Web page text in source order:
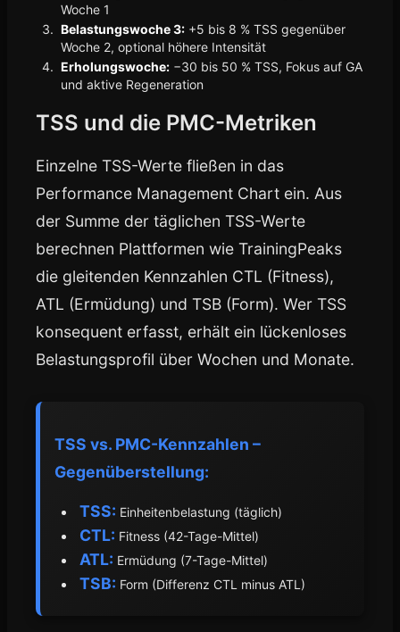
Woche 1
Belastungswoche 3: +5 bis 8 % TSS gegenüber
Woche 2, optional höhere Intensität
Erholungswoche: −30 bis 50 % TSS, Fokus auf GA
und aktive Regeneration
TSS und die PMC-Metriken
Einzelne TSS-Werte fließen in das
Performance Management Chart ein. Aus
der Summe der täglichen TSS-Werte
berechnen Plattformen wie TrainingPeaks
die gleitenden Kennzahlen CTL (Fitness),
ATL (Ermüdung) und TSB (Form). Wer TSS
konsequent erfasst, erhält ein lückenloses
Belastungsprofil über Wochen und Monate.
TSS vs. PMC-Kennzahlen –
Gegenüberstellung:
TSS: Einheitenbelastung (täglich)
CTL: Fitness (42-Tage-Mittel)
ATL: Ermüdung (7-Tage-Mittel)
TSB: Form (Differenz CTL minus ATL)